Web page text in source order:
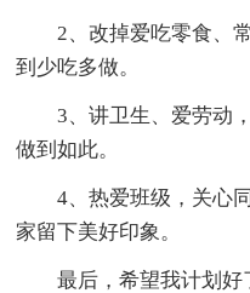
2、改掉爱吃零食、常
到少吃多做。
3、讲卫生、爱劳动，
做到如此。
4、热爱班级，关心同
家留下美好印象。
最后，希望我计划好